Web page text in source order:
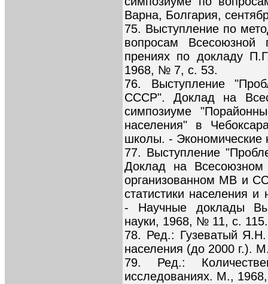
Варна, Болгария,
75. Выступление по
вопросам
прениях по докладу
1968, № 7, с. 53.
76. Выступление
СССР". Доклад на
симпозиуме
населения" в
школы. -
77. Выступление
Доклад на Всесоюзном
организованном МВ и
статистики населения
- Научные доклады
науки, 1968, № 11, с. 115.
78. Ред.: Гузеватый Я.Н.
населения (до 2000 г.).
79. Ред.:
исследованиях. М.,